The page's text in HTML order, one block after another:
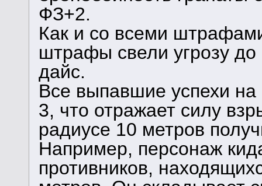
ФЗ+2.
Как и со всеми
штрафы свели угрозу до
дайс.
Все выпавшие успехи
3, что отражает силу
радиусе 10 метров
Например, персонаж
противников,